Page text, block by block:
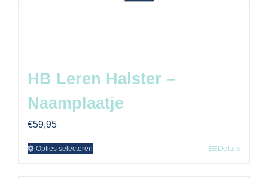
HB Leren Halster –
Naamplaatje
€59,95
Opties selecteren Details